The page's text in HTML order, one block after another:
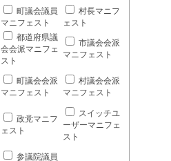
町議会議員
マニフェスト
村長マニフ
ェスト
都道府県議
会会派マニフェ
スト
市議会会派
マニフェスト
町議会会派
マニフェスト
村議会会派
マニフェスト
政党マニフ
ェスト
スイッチユ
ーザーマニフェ
スト
参議院議員